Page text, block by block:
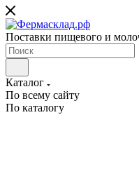
Поставки пищевого и
Каталог
По всему сайту
По каталогу